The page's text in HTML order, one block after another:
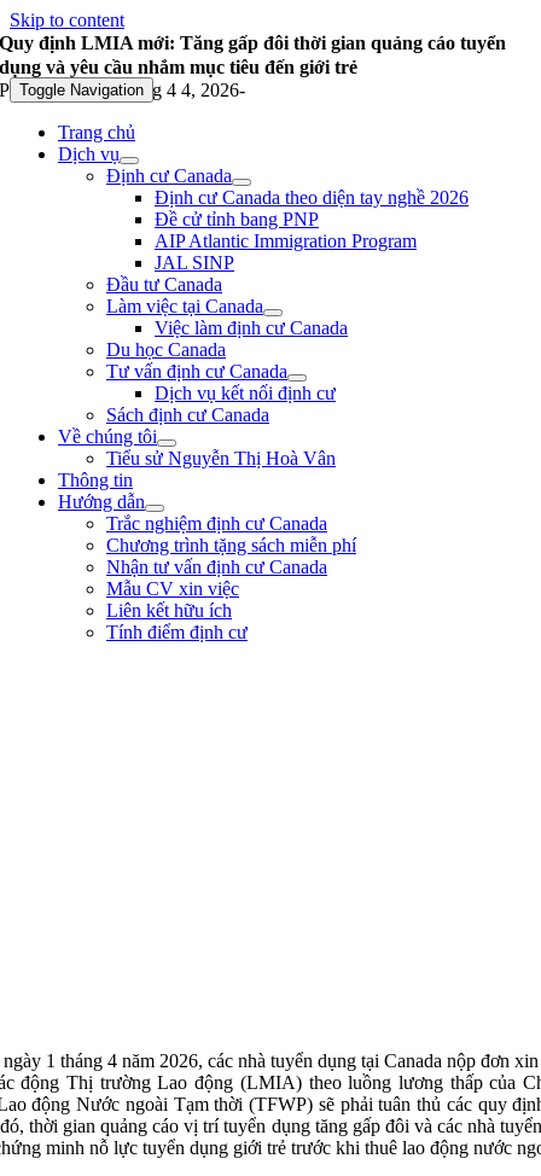
Skip to content
Toggle Navigation
Trang chủ
Dịch vụ
Định cư Canada
Định cư Canada theo diện tay nghề 2026
Đề cử tỉnh bang PNP
AIP Atlantic Immigration Program
JAL SINP
Đầu tư Canada
Làm việc tại Canada
Việc làm định cư Canada
Du học Canada
Tư vấn định cư Canada
Dịch vụ kết nối định cư
Sách định cư Canada
Về chúng tôi
Tiểu sử Nguyễn Thị Hoà Vân
Thông tin
Hướng dẫn
Trắc nghiệm định cư Canada
Chương trình tặng sách miễn phí
Nhận tư vấn định cư Canada
Mẫu CV xin việc
Liên kết hữu ích
Tính điểm định cư
Quy định LMIA mới: Tăng gấp đôi thời gian quảng cáo tuyển
dụng và yêu cầu nhắm mục tiêu đến giới trẻ
Published On: Tháng 4 4, 2026-
1 tháng 4 năm 2026, các nhà tuyển dụng tại Canada nộp đơn
động Thị trường Lao động (LMIA) theo luồng lương thấp của
động Nước ngoài Tạm thời (TFWP) sẽ phải tuân thủ các quy
thời gian quảng cáo vị trí tuyển dụng tăng gấp đôi và các nhà
minh nỗ lực tuyển dụng giới trẻ trước khi thuê lao động nước